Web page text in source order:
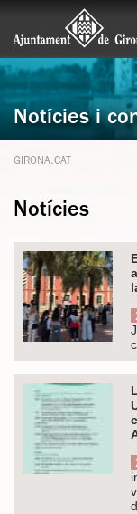
Notícies i
GIRONA.CAT
Notícies